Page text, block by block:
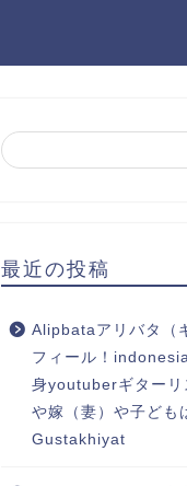
最近の投稿
Alipbataアリバタ（
フィール！
身youtuberギター
や嫁（妻）や子ども
Gustakhiyat